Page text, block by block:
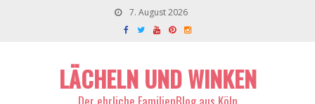
7. August 2026
LÄCHELN UND WINKEN